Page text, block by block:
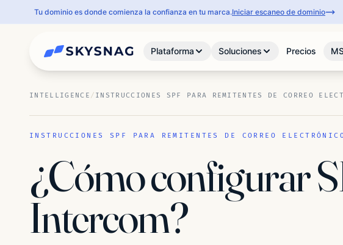
Tu dominio es donde comienza la confianza en tu marca.Iniciar escaneo de dominio
Plataforma Soluciones Precios
INTELLIGENCE / INSTRUCCIONES SPF PARA REMITENTES DE CORREO
INSTRUCCIONES SPF PARA REMITENTES DE CORREO
¿Cómo configurar
Intercom?